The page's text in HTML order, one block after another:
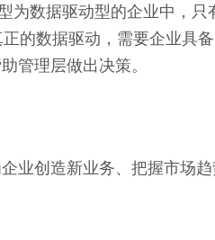
为数据驱动型的企业中，
的数据驱动，需要企业具备
管理层做出决策。
业创造新业务、把握市场